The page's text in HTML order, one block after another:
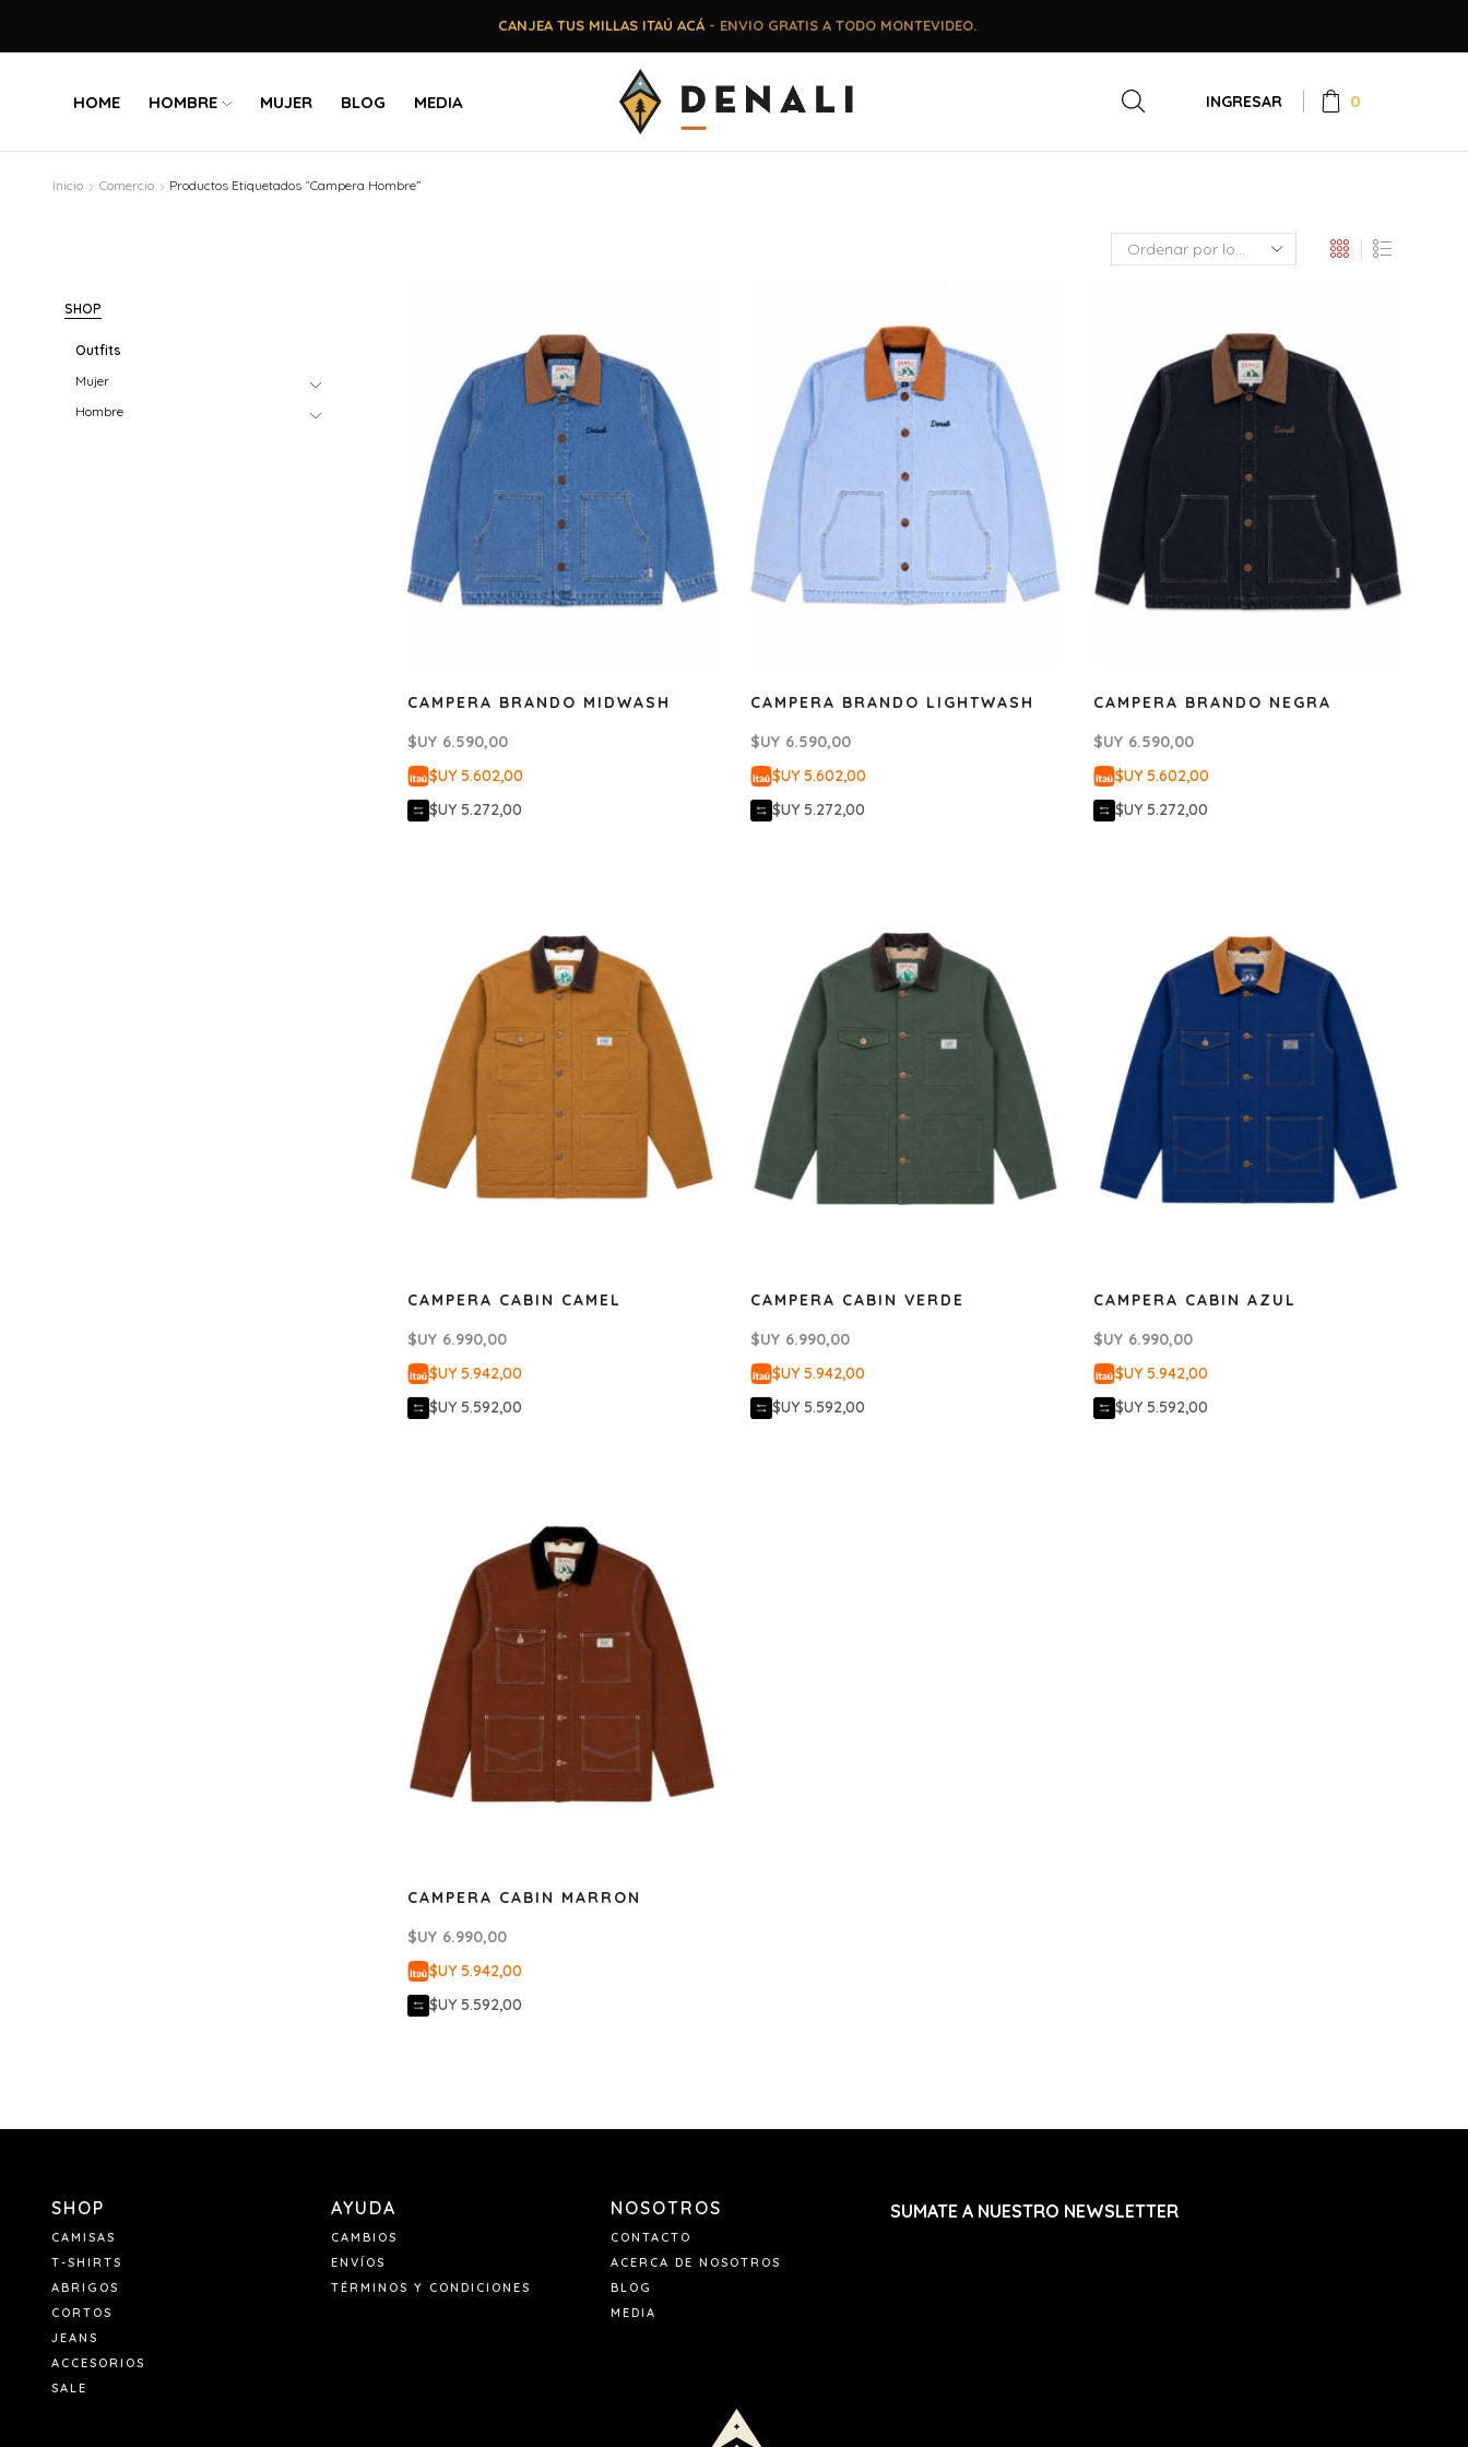
CANJEA TUS MILLAS ITAÚ ACÁ- ENVIO GRATIS A TODO MONTEVIDEO.
HOME HOMBRE MUJER BLOG MEDIA INGRESAR 0
Inicio Comercio Productos Etiquetados “Campera Hombre”
CAMPERA BRANDO MIDWASH
$UY 6.590,00
$UY 5.602,00
$UY 5.272,00
CAMPERA BRANDO LIGHTWASH
$UY 6.590,00
$UY 5.602,00
$UY 5.272,00
CAMPERA BRANDO NEGRA
$UY 6.590,00
$UY 5.602,00
$UY 5.272,00
CAMPERA CABIN CAMEL
$UY 6.990,00
$UY 5.942,00
$UY 5.592,00
CAMPERA CABIN VERDE
$UY 6.990,00
$UY 5.942,00
$UY 5.592,00
CAMPERA CABIN AZUL
$UY 6.990,00
$UY 5.942,00
$UY 5.592,00
CAMPERA CABIN MARRON
$UY 6.990,00
$UY 5.942,00
$UY 5.592,00
SHOP
Outfits
Mujer
Hombre
SHOP
CAMISAS
T-SHIRTS
ABRIGOS
CORTOS
JEANS
ACCESORIOS
SALE
AYUDA
CAMBIOS
ENVÍOS
TÉRMINOS Y CONDICIONES
NOSOTROS
CONTACTO
ACERCA DE NOSOTROS
BLOG
MEDIA
SUMATE A NUESTRO NEWSLETTER